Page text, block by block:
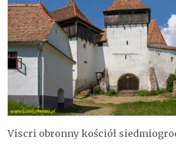
Viscri obronny kościół